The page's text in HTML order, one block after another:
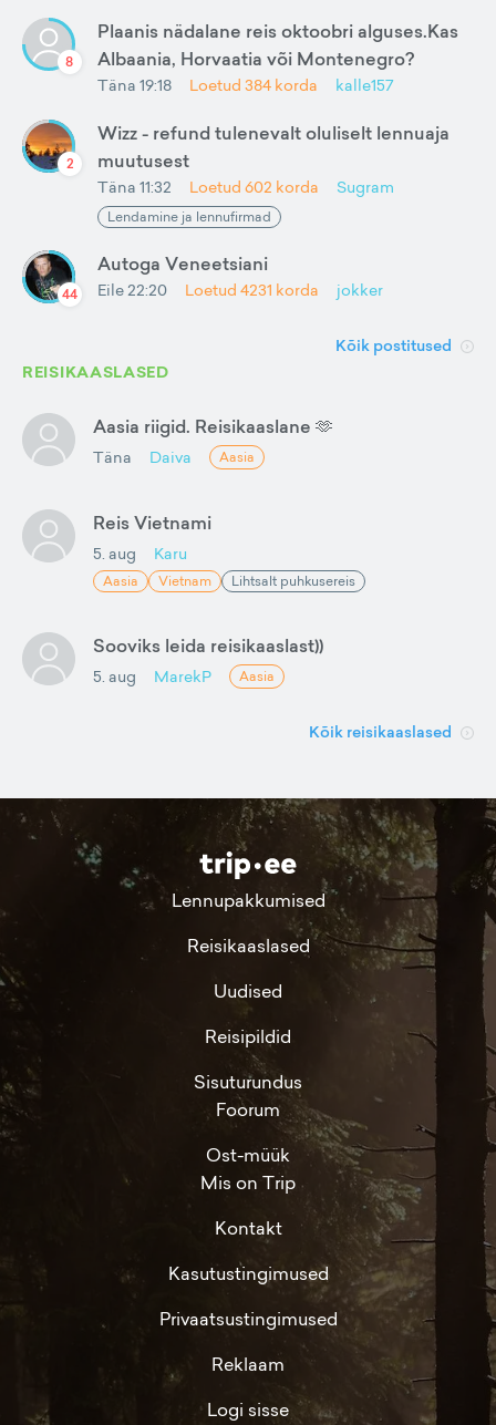
8
Plaanis nädalane reis oktoobri alguses.Kas
Albaania, Horvaatia või Montenegro?
Täna 19:18 Loetud 384 korda kalle157
2
Wizz - refund tulenevalt oluliselt lennuaja
muutusest
Täna 11:32 Loetud 602 korda Sugram
Lendamine ja lennufirmad
44
Autoga Veneetsiani
Eile 22:20 Loetud 4231 korda jokker
Kõik postitused
REISIKAASLASED
Aasia riigid. Reisikaaslane 🫶
Täna Daiva Aasia
Reis Vietnami
5. aug Karu
Aasia Vietnam Lihtsalt puhkusereis
Sooviks leida reisikaaslast))
5. aug MarekP Aasia
Kõik reisikaaslased
Lennupakkumised
Reisikaaslased
Uudised
Reisipildid
Sisuturundus
Foorum
Ost-müük
Mis on Trip
Kontakt
Kasutustingimused
Privaatsustingimused
Reklaam
Logi sisse